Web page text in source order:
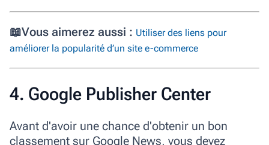
📖Vous aimerez aussi : Utiliser des liens pour
améliorer la popularité d’un site e-commerce
4. Google Publisher Center
Avant d'avoir une chance d'obtenir un bon
classement sur Google News, vous devez